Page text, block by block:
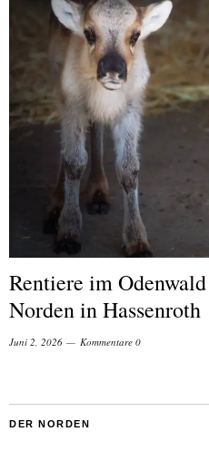
Rentiere im
Norden in Hassenroth
Juni 2, 2026 Kommentare 0
DER NORDEN